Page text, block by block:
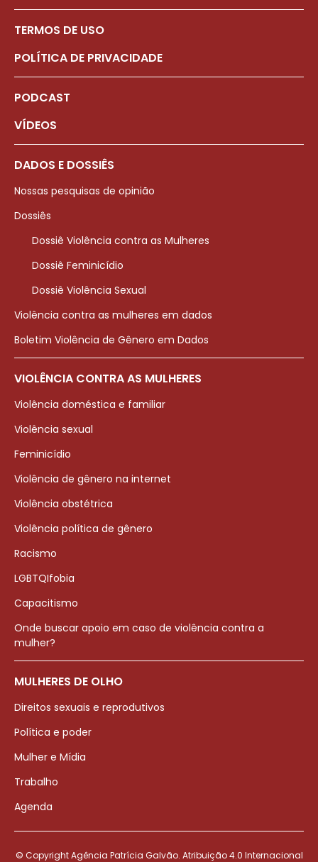
TERMOS DE USO
POLÍTICA DE PRIVACIDADE
PODCAST
VÍDEOS
DADOS E DOSSIÊS
Nossas pesquisas de opinião
Dossiês
Dossiê Violência contra as Mulheres
Dossiê Feminicídio
Dossiê Violência Sexual
Violência contra as mulheres em dados
Boletim Violência de Gênero em Dados
VIOLÊNCIA CONTRA AS MULHERES
Violência doméstica e familiar
Violência sexual
Feminicídio
Violência de gênero na internet
Violência obstétrica
Violência política de gênero
Racismo
LGBTQIfobia
Capacitismo
Onde buscar apoio em caso de violência contra a
mulher?
MULHERES DE OLHO
Direitos sexuais e reprodutivos
Política e poder
Mulher e Mídia
Trabalho
Agenda
© Copyright Agência Patrícia Galvão. Atribuição 4.0 Internacional